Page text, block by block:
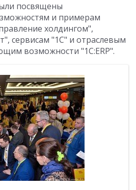
посвящены
и примерам
холдингом",
сервисам "1С" и отраслевым
возможности "1С:ERP".